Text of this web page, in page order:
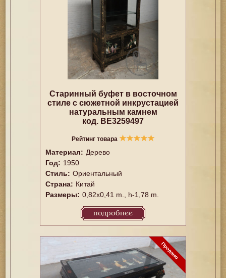
Старинный буфет в восточном
стиле с сюжетной инкрустацией
натуральным камнем
код. BE3259497
Рейтинг товара ★★★★★
Материал: Дерево
Год: 1950
Стиль: Ориентальный
Страна: Китай
Размеры: 0,82x0,41 m., h-1,78 m.
подробнее